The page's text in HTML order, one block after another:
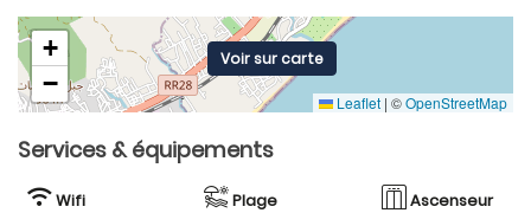
+
−
Leaflet | ©OpenStreetMap
Voir sur carte
Services & équipements
Wifi Plage Ascenseur